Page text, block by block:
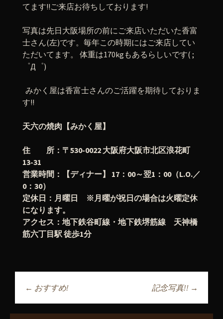
てます!!ご来店お待ちしております!
写真は先日大阪場所の前にご来店いただいた香富
士さん(左)です。毎年この時期にはご来店してい
ただいてます。 体重は170kgもあるらしいです( ;
゜Д゜)
みかく屋は香富士さんのご活躍を期待しておりま
す!!
天六の焼肉【みかく屋】
住 所：〒530-0022 大阪府大阪市北区浪花町
13-31
営業時間：【ディナー】 17：00～翌1：00（L.O.／
0：30）
定休日：月曜日 ※月曜が祝日の場合は火曜定休
になります。
アクセス：地下鉄谷町線・地下鉄堺筋線 天神橋
筋六丁目駅 徒歩1分
投稿ナビゲーショ
← おすすめ! 記念写真!! →